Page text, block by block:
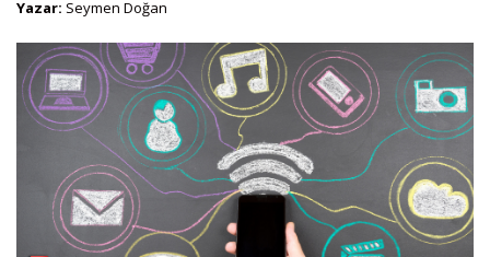
Yazar: Seymen Doğan